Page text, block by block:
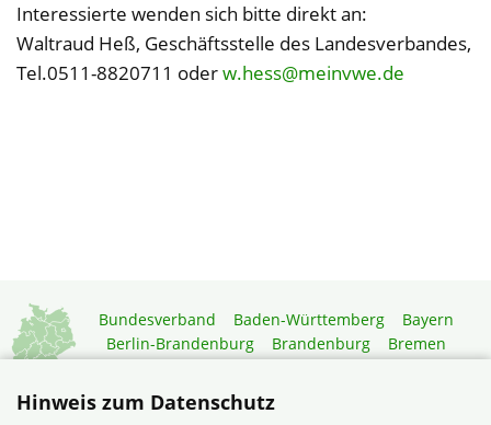
Interessierte wenden sich bitte direkt an:
Waltraud Heß, Geschäftsstelle des Landesverbandes,
Tel.0511-8820711 oderw.hess@meinvwe.de
Bundesverband Baden-Württemberg
Bayern
Berlin-Brandenburg
Brandenburg
Bremen
Niedersachsen
Rheinland-Pfalz
Saarland
Hinweis zum Datenschutz